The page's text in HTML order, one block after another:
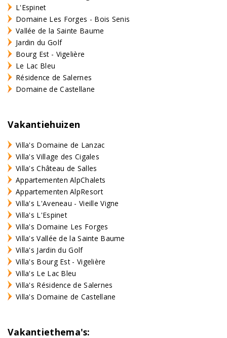
L'Espinet
Domaine Les Forges - Bois Senis
Vallée de la Sainte Baume
Jardin du Golf
Bourg Est - Vigelière
Le Lac Bleu
Résidence de Salernes
Domaine de Castellane
Vakantiehuizen
Villa's Domaine de Lanzac
Villa's Village des Cigales
Villa's Château de Salles
Appartementen AlpChalets
Appartementen AlpResort
Villa's L'Aveneau - Vieille Vigne
Villa's L'Espinet
Villa's Domaine Les Forges
Villa's Vallée de la Sainte Baume
Villa's Jardin du Golf
Villa's Bourg Est - Vigelière
Villa's Le Lac Bleu
Villa's Résidence de Salernes
Villa's Domaine de Castellane
Vakantiethema's: